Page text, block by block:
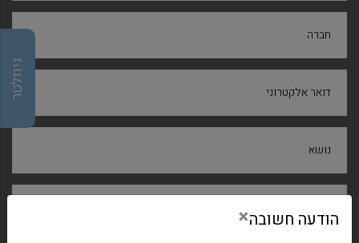
ניוזלטר
חברה
דואר אלקטרוני
נושא
הודעה חשובה×